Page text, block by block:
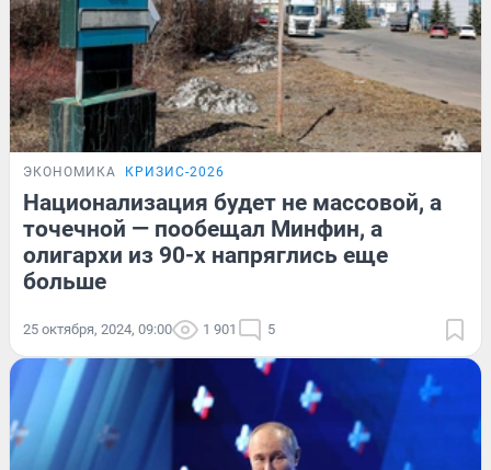
ЭКОНОМИКА КРИЗИС-2026
Национализация будет не массовой, а
точечной — пообещал Минфин, а
олигархи из 90-х напряглись еще
больше
25 октября, 2024, 09:00 1 901 5